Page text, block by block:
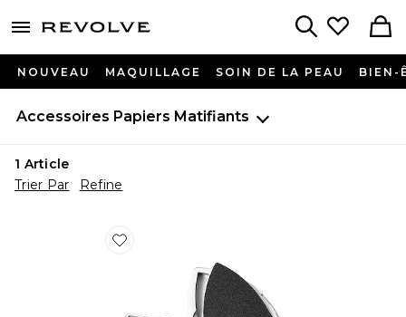
menu - shows more content
NOUVEAU MAQUILLAGE SOIN DE LA PEAU BIEN-
Accessoires Papiers Matifiants
1 Article
Trier Par
Refine
Favorite ÉPONGE À MAQUILLAGE BLOTTERAZZI